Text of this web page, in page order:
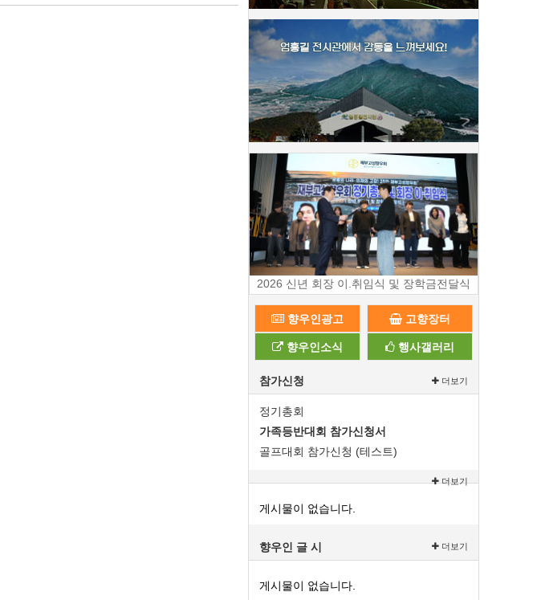
2026 신년 회장 이.취임식 및 장학금전달식
향우인광고 고향장터
향우인소식 행사갤러리
참가신청
정기총회
가족등반대회 참가신청서
골프대회 참가신청 (테스트)
더보기
게시물이 없습니다.
더보기
향우인 글 시
게시물이 없습니다.
더보기